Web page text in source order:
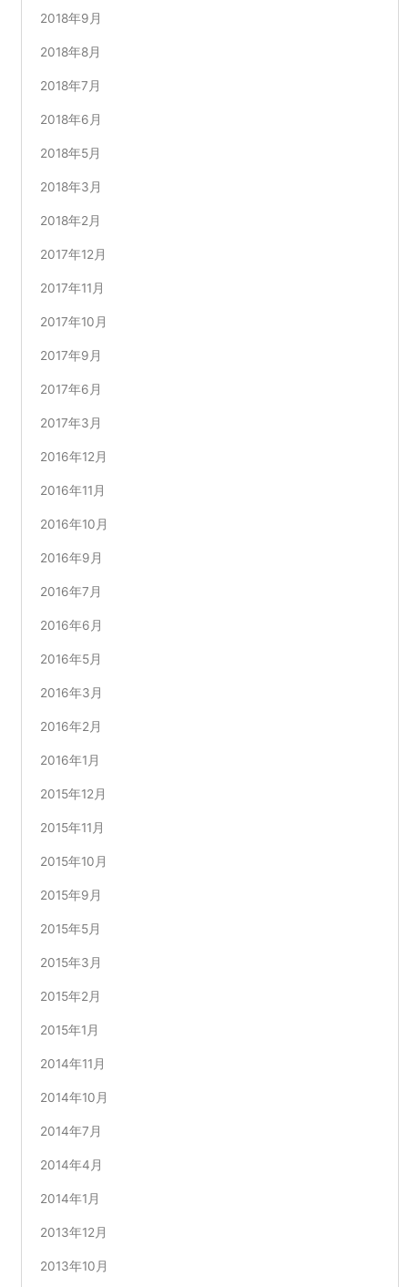
2018年9月
2018年8月
2018年7月
2018年6月
2018年5月
2018年3月
2018年2月
2017年12月
2017年11月
2017年10月
2017年9月
2017年6月
2017年3月
2016年12月
2016年11月
2016年10月
2016年9月
2016年7月
2016年6月
2016年5月
2016年3月
2016年2月
2016年1月
2015年12月
2015年11月
2015年10月
2015年9月
2015年5月
2015年3月
2015年2月
2015年1月
2014年11月
2014年10月
2014年7月
2014年4月
2014年1月
2013年12月
2013年10月